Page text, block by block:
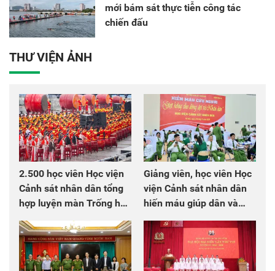
mới bám sát thực tiễn công tác
chiến đấu
THƯ VIỆN ẢNH
2.500 học viên Học viện
Cảnh sát nhân dân tổng
hợp luyện màn Trống hội
Giảng viên, học viên Học
viện Cảnh sát nhân dân
hiến máu giúp dân và